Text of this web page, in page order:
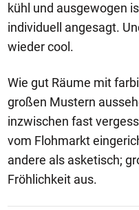
kühl und ausgewogen
individuell angesagt.
wieder cool.
Wie gut Räume mit
großen Mustern
inzwischen fast
vom Flohmarkt
andere als asketisch;
Fröhlichkeit aus.